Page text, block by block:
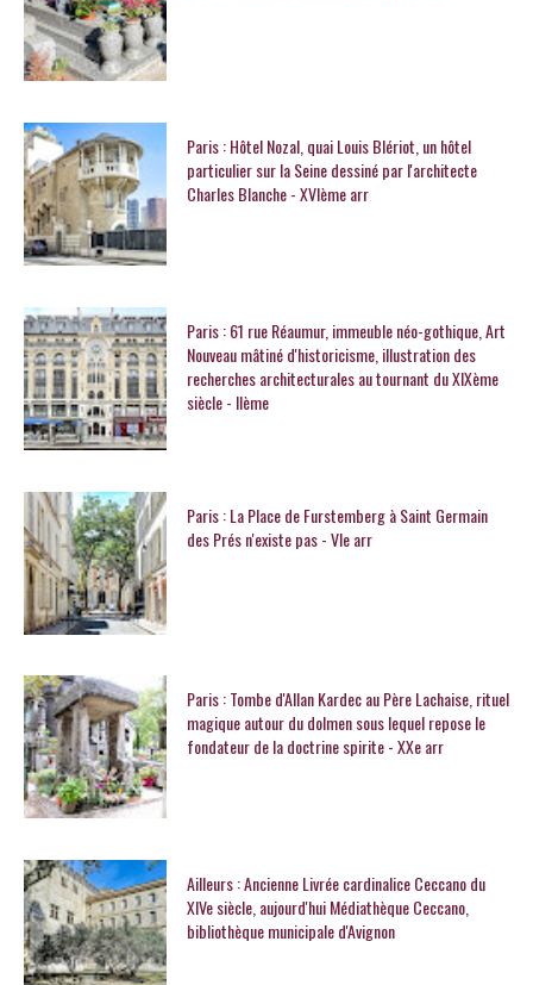
Paris : Hôtel Nozal, quai Louis Blériot, un hôtel
particulier sur la Seine dessiné par l'architecte
Charles Blanche - XVIème arr
Paris : 61 rue Réaumur, immeuble néo-gothique, Art
Nouveau mâtiné d'historicisme, illustration des
recherches architecturales au tournant du XIXème
siècle - IIème
Paris : La Place de Furstemberg à Saint Germain
des Prés n'existe pas - VIe arr
Paris : Tombe d'Allan Kardec au Père Lachaise, rituel
magique autour du dolmen sous lequel repose le
fondateur de la doctrine spirite - XXe arr
Ailleurs : Ancienne Livrée cardinalice Ceccano du
XIVe siècle, aujourd'hui Médiathèque Ceccano,
bibliothèque municipale d'Avignon